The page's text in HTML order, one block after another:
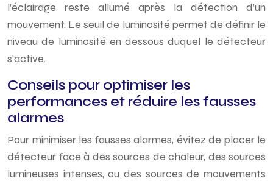
l’éclairage reste allumé après la détection d’un
mouvement. Le seuil de luminosité permet de définir le
niveau de luminosité en dessous duquel le détecteur
s’active.
Conseils pour optimiser les
performances et réduire les fausses
alarmes
Pour minimiser les fausses alarmes, évitez de placer le
détecteur face à des sources de chaleur, des sources
lumineuses intenses, ou des sources de mouvements